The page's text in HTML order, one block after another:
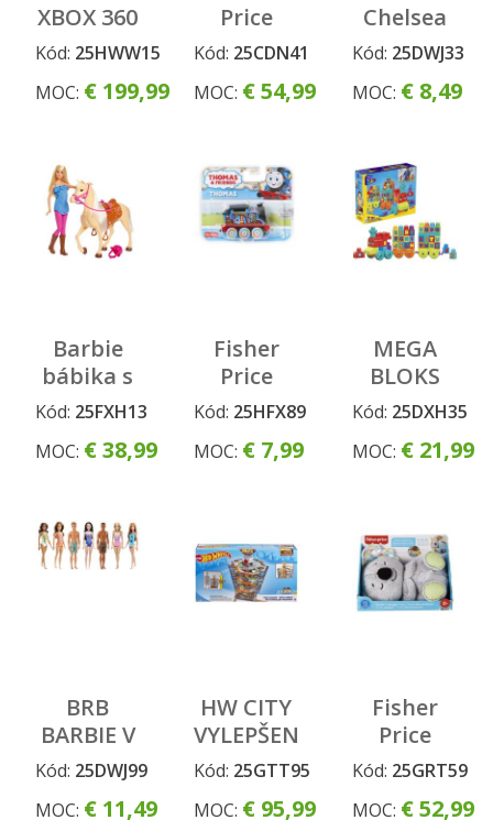
XBOX 360
HERNÁ
Kód: 25HWW15
MOC: € 199,99
Price
NOVÝ
NAD
Kód: 25CDN41
MOC: € 54,99
Chelsea
asst
Kód: 25DWJ33
MOC: € 8,49
Barbie
bábika s
koňom
Kód: 25FXH13
MOC: € 38,99
Fisher
Price
ťahacia
mašinka
Kód: 25HFX89
MOC: € 7,99
MEGA
BLOKS
VLÁČIK
NAUČ SA
Kód: 25DXH35
MOC: € 21,99
BRB
BARBIE V
PLAVKÁCH
Kód: 25DWJ99
MOC: € 11,49
HW CITY
VYLEPŠENÁ
MEGA
Kód: 25GTT95
MOC: € 95,99
Fisher
Price
upkojujúca
Kód: 25GRT59
MOC: € 52,99